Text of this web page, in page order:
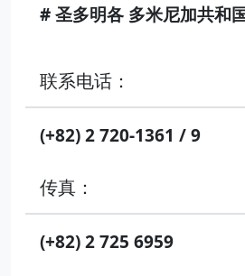
# 圣多明各 多米尼加共和
联系电话：
(+82) 2 720-1361 / 9
传真：
(+82) 2 725 6959